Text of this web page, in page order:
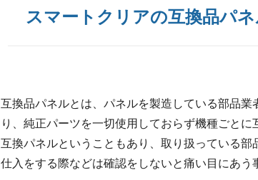
スマートクリアの互換品パ
互換品パネルとは、パネルを製造している部品
り、純正パーツを一切使用しておらず機種ごとに
互換パネルということもあり、取り扱っている部
仕入をする際などは確認をしないと痛い目にあう